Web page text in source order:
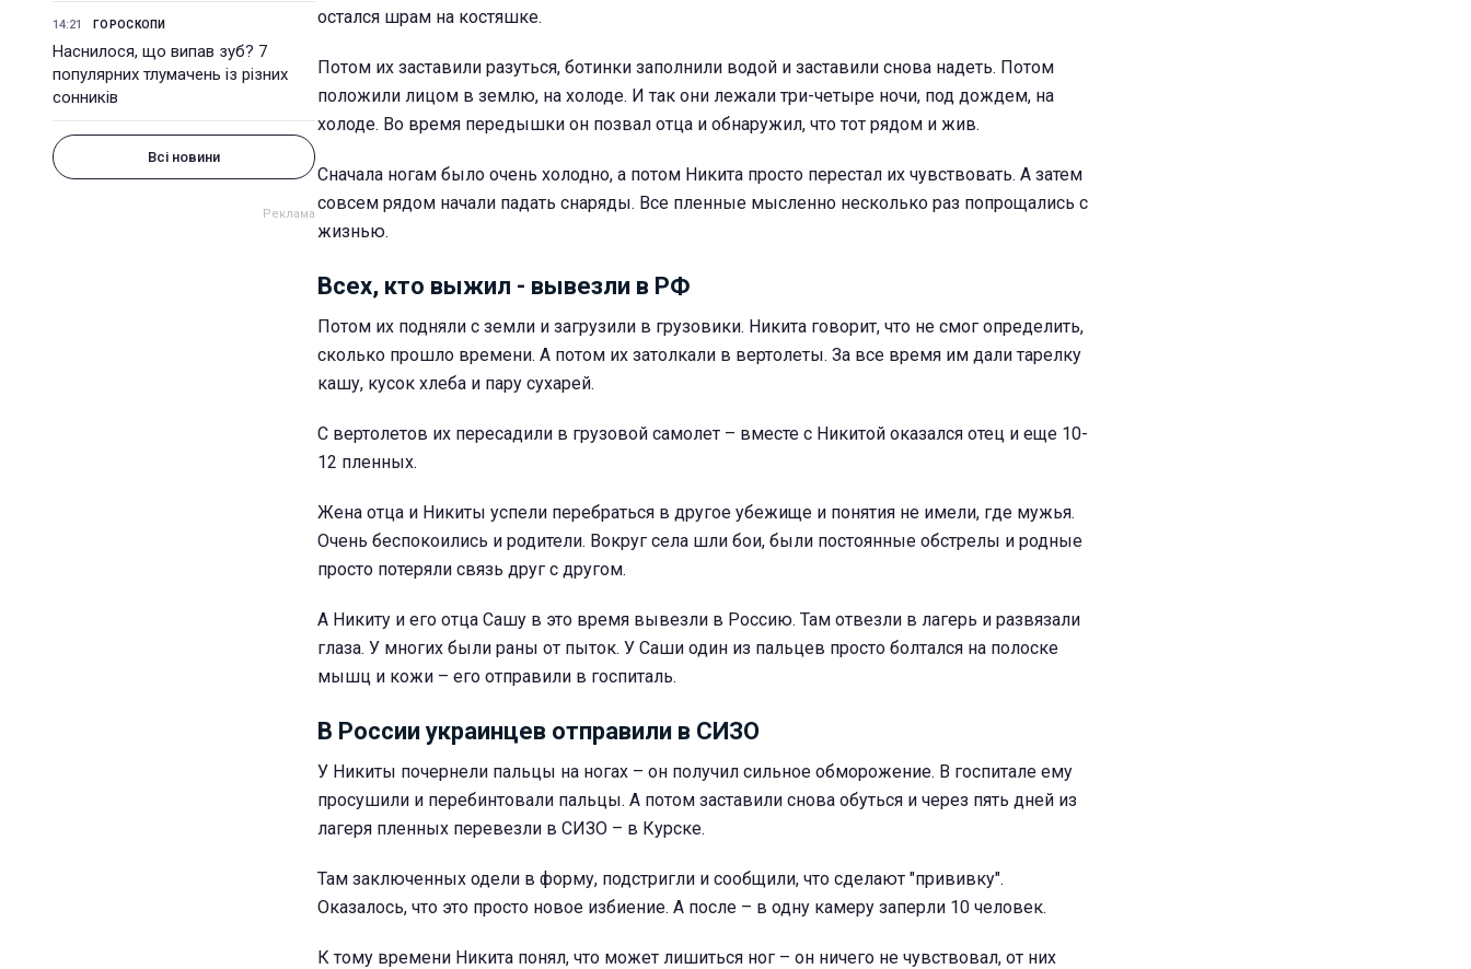
14:21 ГОРОСКОПИ
Наснилося, що випав зуб? 7
популярних тлумачень із різних
сонників
Всі новини
остался шрам на костяшке.
Потом их заставили разуться, ботинки заполнили водой и заставили снова надеть. Потом
положили лицом в землю, на холоде. И так они лежали три-четыре ночи, под дождем, на
холоде. Во время передышки он позвал отца и обнаружил, что тот рядом и жив.
Сначала ногам было очень холодно, а потом Никита просто перестал их чувствовать. А затем
совсем рядом начали падать снаряды. Все пленные мысленно несколько раз попрощались с
жизнью.
Всех, кто выжил - вывезли в РФ
Потом их подняли с земли и загрузили в грузовики. Никита говорит, что не смог определить,
сколько прошло времени. А потом их затолкали в вертолеты. За все время им дали тарелку
кашу, кусок хлеба и пару сухарей.
С вертолетов их пересадили в грузовой самолет – вместе с Никитой оказался отец и еще 10-
12 пленных.
Жена отца и Никиты успели перебраться в другое убежище и понятия не имели, где мужья.
Очень беспокоились и родители. Вокруг села шли бои, были постоянные обстрелы и родные
просто потеряли связь друг с другом.
А Никиту и его отца Сашу в это время вывезли в Россию. Там отвезли в лагерь и развязали
глаза. У многих были раны от пыток. У Саши один из пальцев просто болтался на полоске
мышц и кожи – его отправили в госпиталь.
В России украинцев отправили в СИЗО
У Никиты почернели пальцы на ногах – он получил сильное обморожение. В госпитале ему
просушили и перебинтовали пальцы. А потом заставили снова обуться и через пять дней из
лагеря пленных перевезли в СИЗО – в Курске.
Там заключенных одели в форму, подстригли и сообщили, что сделают "прививку".
Оказалось, что это просто новое избиение. А после – в одну камеру заперли 10 человек.
К тому времени Никита понял, что может лишиться ног – он ничего не чувствовал, от них